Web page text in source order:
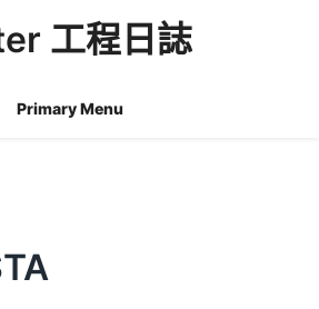
工程日誌
Primary Menu